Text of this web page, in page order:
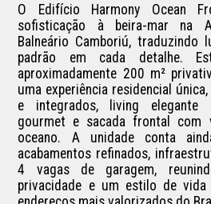
O Edifício Harmony Ocean
sofisticação à beira-mar na
Balneário Camboriú, traduzindo
padrão em cada detalhe.
aproximadamente 200 m²
uma experiência residencial
e integrados, living elegante
gourmet e sacada frontal com
oceano. A unidade conta
acabamentos refinados,
4 vagas de garagem,
privacidade e um estilo de